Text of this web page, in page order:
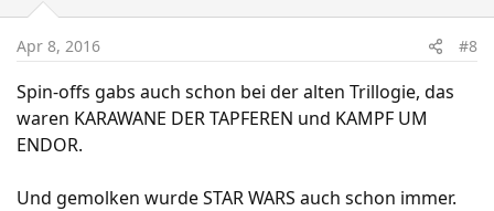
Apr 8, 2016 #8
Spin-offs gabs auch schon bei der alten Trillogie, das
waren KARAWANE DER TAPFEREN und KAMPF UM
ENDOR.
Und gemolken wurde STAR WARS auch schon immer.